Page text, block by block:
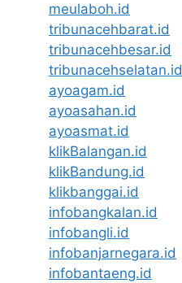
meulaboh.id
tribunacehbarat.id
tribunacehbesar.id
tribunacehselatan.id
ayoagam.id
ayoasahan.id
ayoasmat.id
klikBalangan.id
klikBandung.id
klikbanggai.id
infobangkalan.id
infobangli.id
infobanjarnegara.id
infobantaeng.id